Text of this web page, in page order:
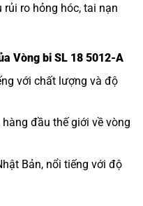
rủi ro hỏng hóc, tai nạn
Vòng bi SL 18 5012-A
với chất lượng và độ
đầu thế giới về vòng
Bản, nổi tiếng với độ